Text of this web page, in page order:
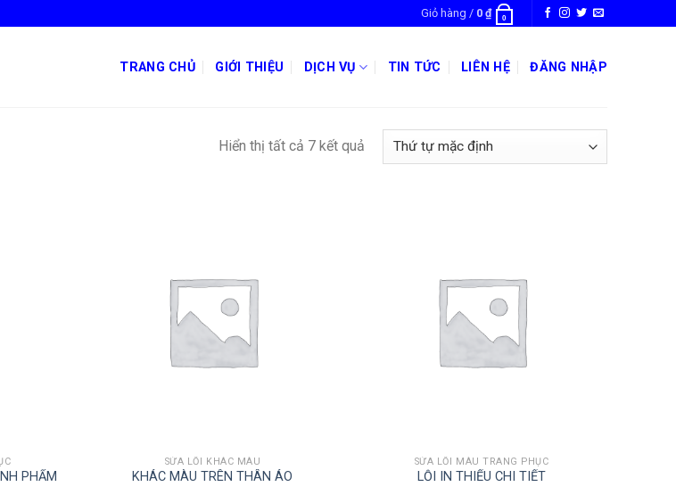
Giỏ hàng / 0₫ 0
TRANG CHỦ GIỚI THIỆU DỊCH VỤ TIN TỨC LIÊN HỆ ĐĂNG NHẬP
Hiển thị tất cả 7 kết quả
PHẨM
SỬA LỖI KHÁC MÀU
KHÁC MÀU TRÊN THÂN ÁO
SỬA LỖI MÀU TRANG PHỤC
LỖI IN THIẾU CHI TIẾT